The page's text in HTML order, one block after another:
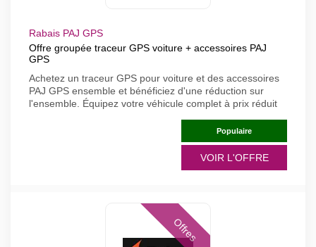
Rabais PAJ GPS
Offre groupée traceur GPS voiture + accessoires PAJ
GPS
Achetez un traceur GPS pour voiture et des accessoires
PAJ GPS ensemble et bénéficiez d'une réduction sur
l'ensemble. Équipez votre véhicule complet à prix réduit
Populaire
VOIR L'OFFRE
Offres